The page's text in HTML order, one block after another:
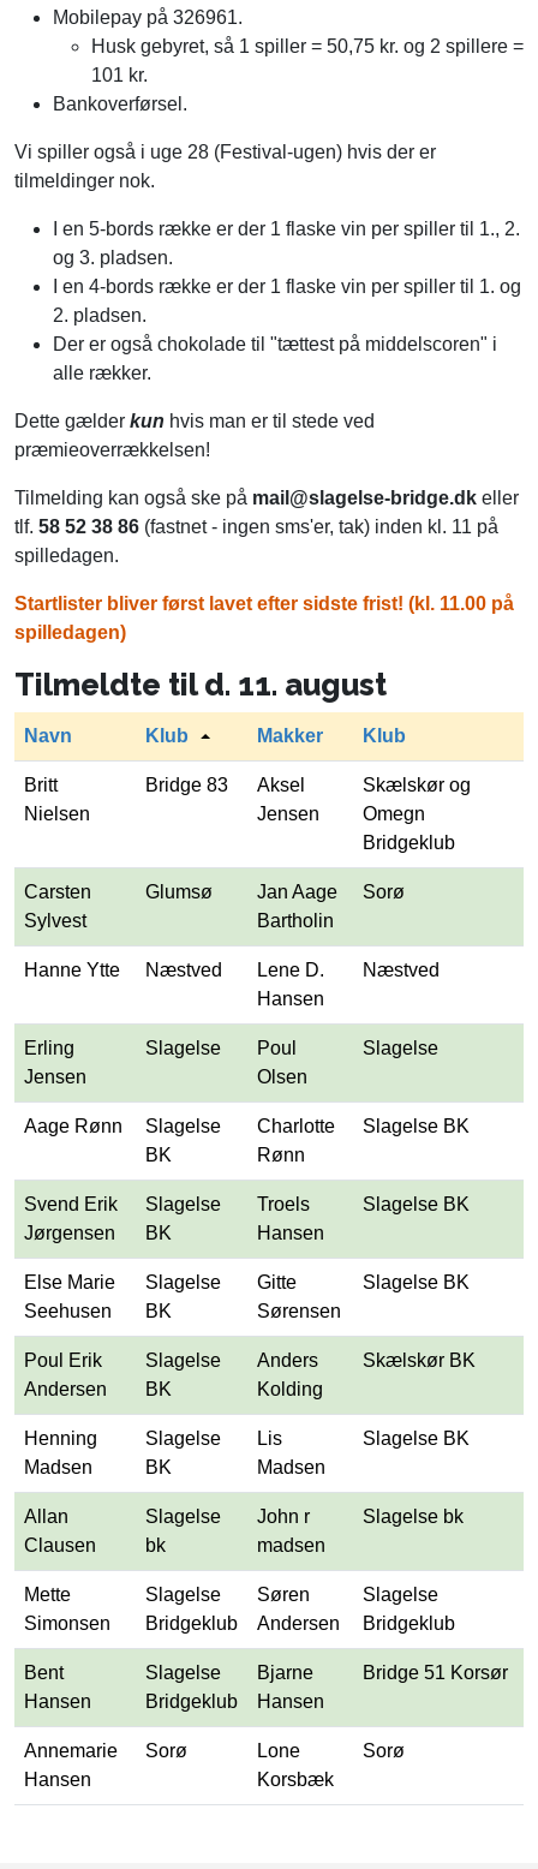
Mobilepay på 326961.
Husk gebyret, så 1 spiller = 50,75 kr. og 2 spillere =
101 kr.
Bankoverførsel.
Vi spiller også i uge 28 (Festival-ugen) hvis der er
tilmeldinger nok.
I en 5-bords række er der 1 flaske vin per spiller til 1., 2.
og 3. pladsen.
I en 4-bords række er der 1 flaske vin per spiller til 1. og
2. pladsen.
Der er også chokolade til "tættest på middelscoren" i
alle rækker.
Dette gælder kun hvis man er til stede ved
præmieoverrækkelsen!
Tilmelding kan også ske på mail@slagelse-bridge.dk eller
tlf. 58 52 38 86 (fastnet - ingen sms'er, tak) inden kl. 11 på
spilledagen.
Startlister bliver først lavet efter sidste frist! (kl. 11.00 på
spilledagen)
Tilmeldte til d. 11. august
Navn Klub Makker Klub
Britt
Nielsen
Bridge 83
Aksel
Jensen
Skælskør og
Omegn
Bridgeklub
Carsten
Sylvest
Glumsø
Jan Aage
Bartholin
Sorø
Hanne Ytte Næstved
Lene D.
Hansen
Næstved
Erling
Jensen
Slagelse
Poul
Olsen
Slagelse
Aage Rønn
Slagelse
BK
Charlotte
Rønn
Slagelse BK
Svend Erik
Jørgensen
Slagelse
BK
Troels
Hansen
Slagelse BK
Else Marie
Seehusen
Slagelse
BK
Gitte
Sørensen
Slagelse BK
Poul Erik
Andersen
Slagelse
BK
Anders
Kolding
Skælskør BK
Henning
Madsen
Slagelse
BK
Lis
Madsen
Slagelse BK
Allan
Clausen
Slagelse
bk
John r
madsen
Slagelse bk
Mette
Simonsen
Slagelse
Bridgeklub
Søren
Andersen
Slagelse
Bridgeklub
Bent
Hansen
Slagelse
Bridgeklub
Bjarne
Hansen
Bridge 51 Korsør
Annemarie
Hansen
Sorø
Lone
Korsbæk
Sorø